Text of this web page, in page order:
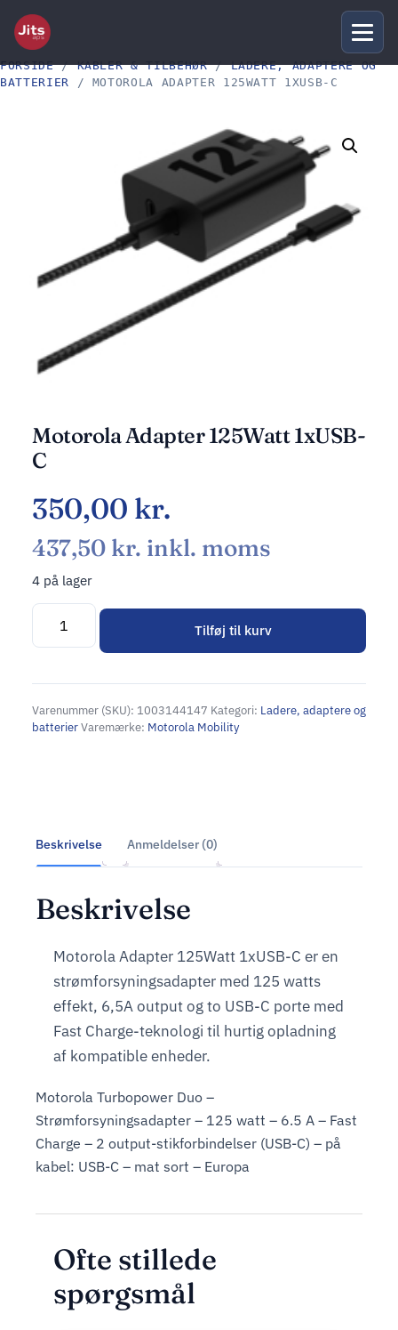
FORSIDE/KABLER & TILBEHØR/LADERE, ADAPTERE OG
BATTERIER / MOTOROLA ADAPTER 125WATT 1XUSB-C
Motorola Adapter 125Watt 1xUSB-
C
350,00 kr.
437,50 kr. inkl. moms
4 på lager
Tilføj til kurv
Alternative:
Varenummer (SKU): 1003144147 Kategori: Ladere, adaptere og
batterierVaremærke: Motorola Mobility
Beskrivelse Anmeldelser (0)
Beskrivelse
Motorola Adapter 125Watt 1xUSB-C er en
strømforsyningsadapter med 125 watts
effekt, 6,5A output og to USB-C porte med
Fast Charge-teknologi til hurtig opladning
af kompatible enheder.
Motorola Turbopower Duo –
Strømforsyningsadapter – 125 watt – 6.5 A – Fast
Charge – 2 output-stikforbindelser (USB-C) – på
kabel: USB-C – mat sort – Europa
Ofte stillede
spørgsmål